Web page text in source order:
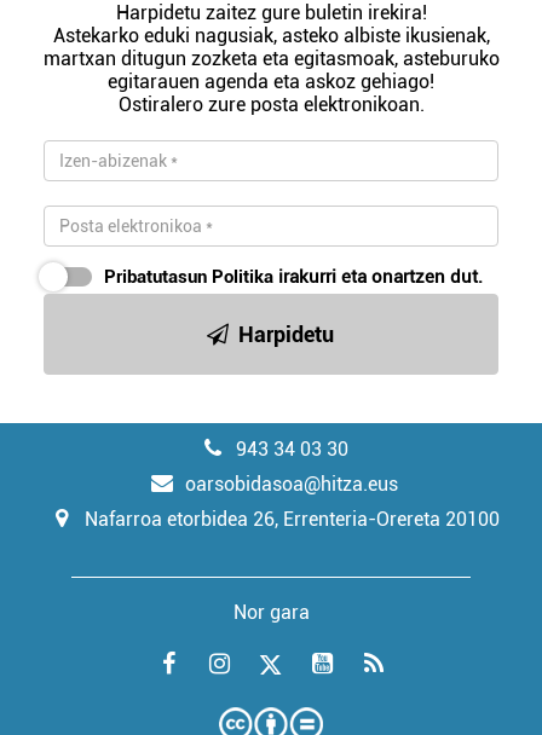
Harpidetu zaitez gure buletin irekira!
Astekarko eduki nagusiak, asteko albiste ikusienak,
martxan ditugun zozketa eta egitasmoak, asteburuko
egitarauen agenda eta askoz gehiago!
Ostiralero zure posta elektronikoan.
Pribatutasun Politika irakurri eta onartzen dut.
Harpidetu
943 34 03 30
oarsobidasoa@hitza.eus
Nafarroa etorbidea 26, Errenteria-Orereta 20100
Nor gara